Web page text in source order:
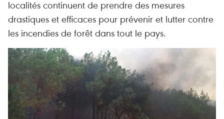
localités continuent de prendre des mesures
drastiques et efficaces pour prévenir et lutter contre
les incendies de forêt dans tout le pays.